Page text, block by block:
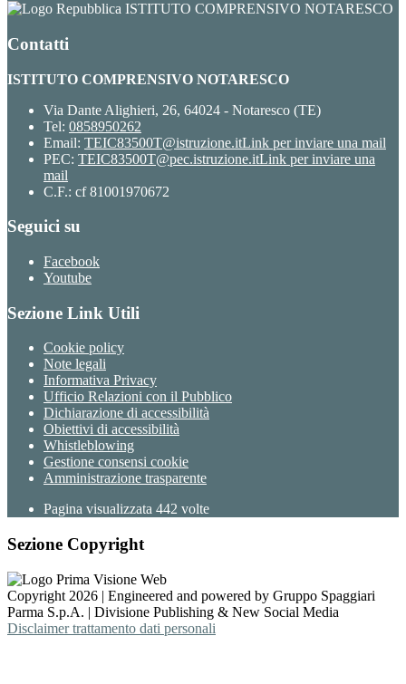
ISTITUTO COMPRENSIVO NOTARESCO
Contatti
ISTITUTO COMPRENSIVO NOTARESCO
Via Dante Alighieri, 26, 64024 - Notaresco (TE)
Tel: 0858950262
Email: TEIC83500T@istruzione.itLink per inviare una mail
PEC: TEIC83500T@pec.istruzione.itLink per inviare una
mail
C.F.: cf 81001970672
Seguici su
Facebook
Youtube
Sezione Link Utili
Cookie policy
Note legali
Informativa Privacy
Ufficio Relazioni con il Pubblico
Dichiarazione di accessibilità
Obiettivi di accessibilità
Whistleblowing
Gestione consensi cookie
Amministrazione trasparente
Pagina visualizzata 442 volte
Sezione Copyright
Copyright 2026 | Engineered and powered by Gruppo Spaggiari
Parma S.p.A. | Divisione Publishing & New Social Media
Disclaimer trattamento dati personali